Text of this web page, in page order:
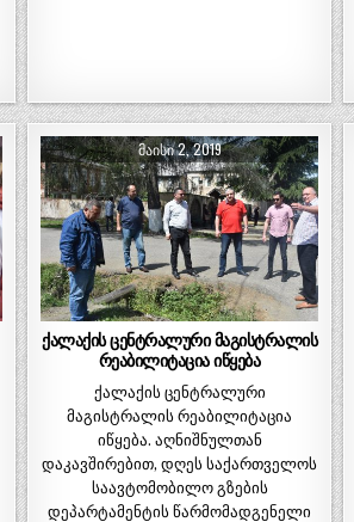
ᲛᲐᲘᲡᲘ 2, 2019
ქალაქის ცენტრალური მაგისტრალის
რეაბილიტაცია იწყება
ქალაქის ცენტრალური
მაგისტრალის რეაბილიტაცია
იწყება. აღნიშნულთან
დაკავშირებით, დღეს საქართველოს
საავტომობილო გზების
დეპარტამენტის წარმომადგენელი